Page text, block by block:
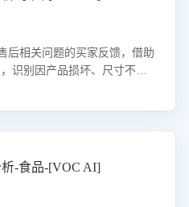
后相关问题的买家反馈，借助
识别因产品损坏、尺寸不符
销售额的显著提升。
-食品-[VOC AI]